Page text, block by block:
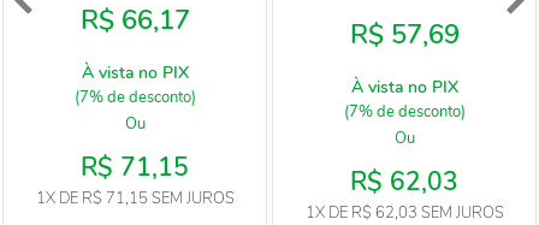
R$ 66,17
À vista no PIX
(7% de desconto)
Ou
R$ 71,15
1XDE R$ 71,15 SEM JUROS
R$ 57,69
À vista no PIX
(7% de desconto)
Ou
R$ 62,03
1XDE R$ 62,03 SEM JUROS